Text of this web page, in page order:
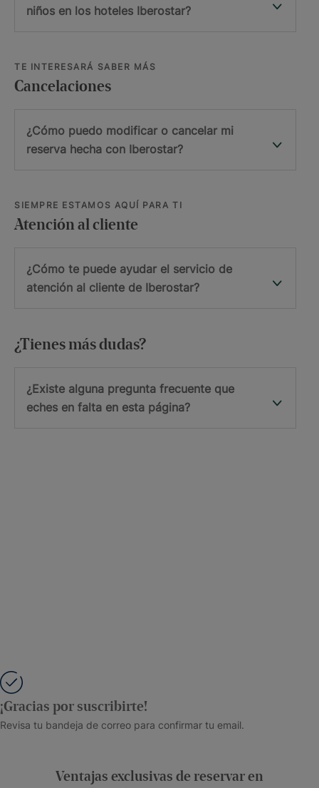
niños en los hoteles Iberostar?
TE INTERESARÁ SABER MÁS
Cancelaciones
¿Cómo puedo modificar o cancelar mi
reserva hecha con Iberostar?
SIEMPRE ESTAMOS AQUÍ PARA TI
Atención al cliente
¿Cómo te puede ayudar el servicio de
atención al cliente de Iberostar?
¿Tienes más dudas?
¿Existe alguna pregunta frecuente que
eches en falta en esta página?
¡Gracias por suscribirte!
Revisa tu bandeja de correo para confirmar tu email.
Ventajas exclusivas de reservar en